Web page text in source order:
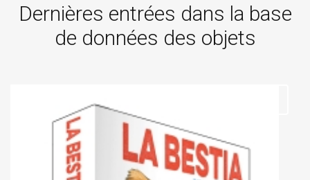
Dernières entrées dans la base
de données des objets